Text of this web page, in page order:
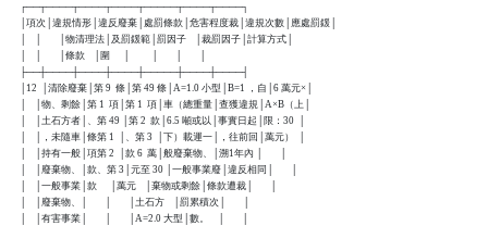
    ┌──┬────┬────┬────┬─────┬────┬────┐
    │項次│違規情形│違反廢棄│處罰條款│危害程度裁│違規次數│應處罰鍰│
    │    │        │物清理法│及罰鍰範│罰因子    │裁罰因子│計算方式│
    │    │        │條款    │圍      │          │        │        │
    ├──┼────┼────┼────┼─────┼────┼────┤
    │12  │清除廢棄│第 9  條│第 49 條│A=1.0 小型│B=1 ，自│6 萬元×│
    │    │物、剩餘│第 1  項│第 1  項│車（總重量│查獲違規│A×B（上│
    │    │土石方者│、第 49 │第 2  款│6.5 噸或以│事實日起│限：30  │
    │    │，未隨車│條第 1  │、第 3  │下）載運一│，往前回│萬元）  │
    │    │持有一般│項第 2  │款 6  萬│般廢棄物、│溯1年內 │        │
    │    │廢棄物、│款、第 3│元至 30 │一般事業廢│違反相同│        │
    │    │一般事業│款      │萬元    │棄物或剩餘│條款遭裁│        │
    │    │廢棄物、│        │        │土石方    │罰累積次│        │
    │    │有害事業│        │        │A=2.0 大型│數。    │        │